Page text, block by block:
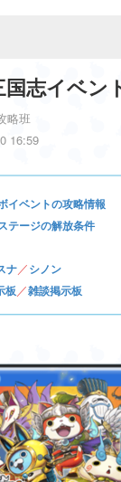
国志イベン
略班
16:59
イベントの攻略情報
テージの解放条件
ナ／シノン
板／雑談掲示板